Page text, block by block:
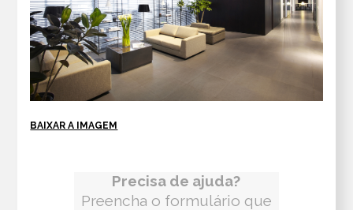
BAIXAR A IMAGEM
Precisa de ajuda?
Preencha o formulário que